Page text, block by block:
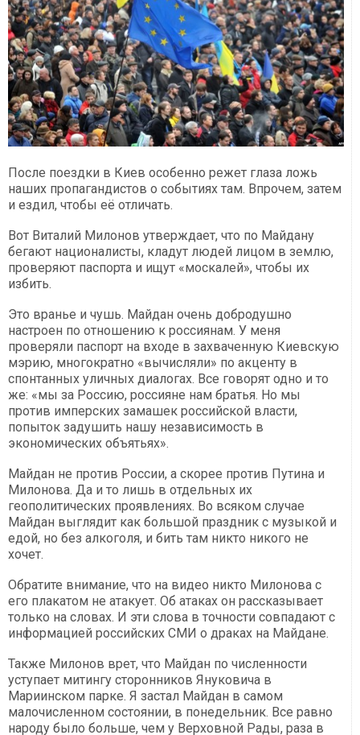
После поездки в Киев особенно режет глаза ложь
наших пропагандистов о событиях там. Впрочем, затем
и ездил, чтобы её отличать.
Вот Виталий Милонов утверждает, что по Майдану
бегают националисты, кладут людей лицом в землю,
проверяют паспорта и ищут «москалей», чтобы их
избить.
Это вранье и чушь. Майдан очень добродушно
настроен по отношению к россиянам. У меня
проверяли паспорт на входе в захваченную Киевскую
мэрию, многократно «вычисляли» по акценту в
спонтанных уличных диалогах. Все говорят одно и то
же: «мы за Россию, россияне нам братья. Но мы
против имперских замашек российской власти,
попыток задушить нашу независимость в
экономических объятьях».
Майдан не против России, а скорее против Путина и
Милонова. Да и то лишь в отдельных их
геополитических проявлениях. Во всяком случае
Майдан выглядит как большой праздник с музыкой и
едой, но без алкоголя, и бить там никто никого не
хочет.
Обратите внимание, что на видео никто Милонова с
его плакатом не атакует. Об атаках он рассказывает
только на словах. И эти слова в точности совпадают с
информацией российских СМИ о драках на Майдане.
Также Милонов врет, что Майдан по численности
уступает митингу сторонников Януковича в
Мариинском парке. Я застал Майдан в самом
малочисленном состоянии, в понедельник. Все равно
народу было больше, чем у Верховной Рады, раза в